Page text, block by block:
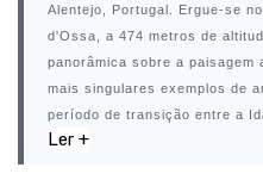
Alentejo, Portugal. Ergue-se
d'Ossa, a 474 metros de
panorâmica sobre a paisagem
mais singulares exemplos de
período de transição entre a
Ler +